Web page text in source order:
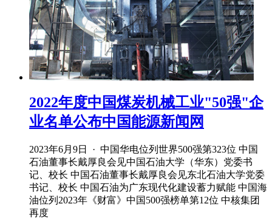
2022年度中国煤炭机械工业"50强"企
业名单公布中国能源新闻网
2023年6月9日 · 中国华电位列世界500强第323位 中国
石油董事长戴厚良会见中国石油大学（华东）党委书
记、校长 中国石油董事长戴厚良会见东北石油大学党委
书记、校长 中国石油为广东现代化建设蓄力赋能 中国海
油位列2023年《财富》中国500强榜单第12位 中核集团
再度